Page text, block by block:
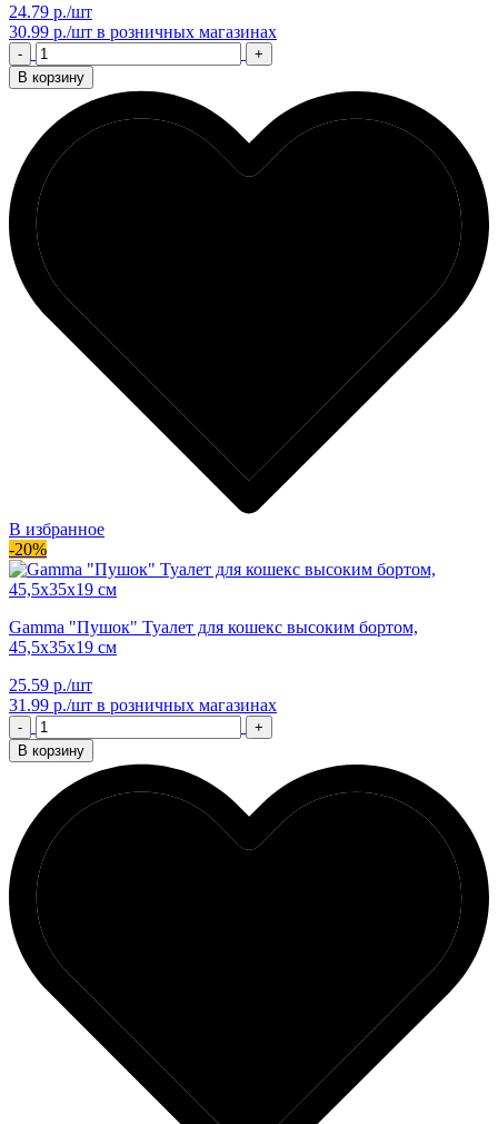
24.79 р./шт
30.99 р./шт в розничных магазинах
-
+
В корзину
В избранное
-20%
Gamma "Пушок" Туалет для кошекс высоким бортом,
45,5x35x19 см
25.59 р./шт
31.99 р./шт в розничных магазинах
-
+
В корзину